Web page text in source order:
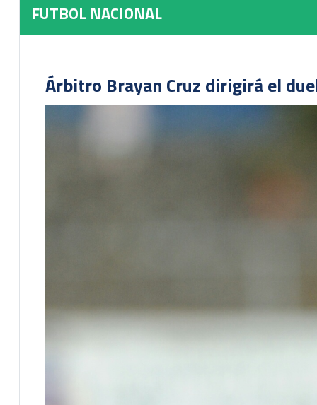
FUTBOL NACIONAL
Árbitro Brayan Cruz dirigirá el